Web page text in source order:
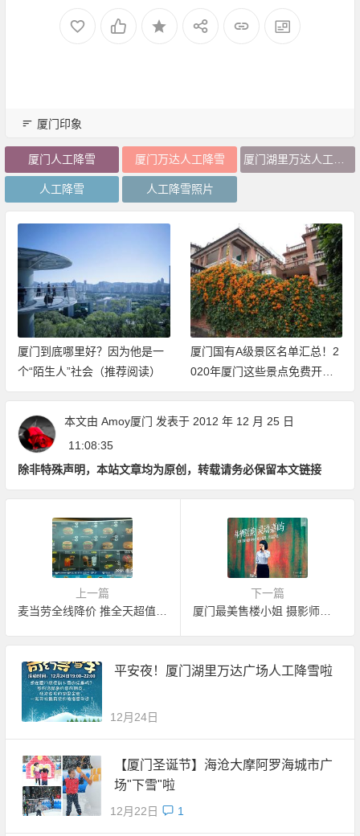
厦门印象
厦门人工降雪 厦门万达人工降雪
人工降雪 人工降雪照片
厦门到底哪里好？因为他是一
个“陌生人”社会（推荐阅读）
厦门国有A级景区名单汇总！2
020年厦门这些景点免费开放
（持续更新中）
本文由 Amoy厦门 发表于 2012 年 12 月 25 日
11:08:35
除非特殊声明，本站文章均为原创，转载请务必保留本文链接
上一篇
下一篇
厦门最美售楼小姐 摄影师称像极了初恋情人
平安夜！厦门湖里万达广场人工降雪啦
12月24日
【厦门圣诞节】海沧大摩阿罗海城市广
场"下雪"啦
12月22日 1